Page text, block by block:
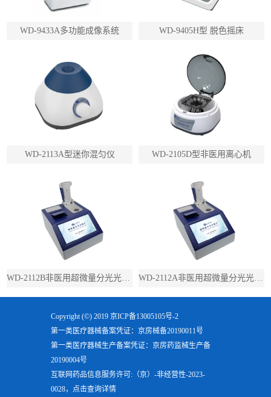
WD-9433A多功能成像系统 WD-9405H型 脱色摇床
WD-2113A型迷你混匀仪 WD-2105D型非医用离心机
WD-2112B非医用超微量分光光度计（带荧光） WD-2112A非医用超微量分光光度计（不带荧光）
Copyright (©) 2019 京ICP备13005105号-2
第一类医疗器械备案凭证：京房械备20190011号
第一类医疗器械生产备案凭证：京房药监械生产备
20190004号
互联网药品信息服务许可:（京）-非经营性-2023-
0028，点击查询详情